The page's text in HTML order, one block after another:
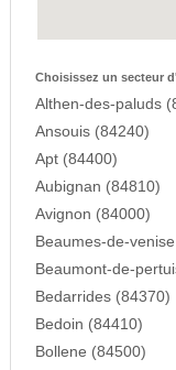
Choisissez un secteur
Althen-des-paluds
Ansouis (84240)
Apt (84400)
Aubignan (84810)
Avignon (84000)
Beaumes-de-
Beaumont-de-
Bedarrides (84370)
Bedoin (84410)
Bollene (84500)